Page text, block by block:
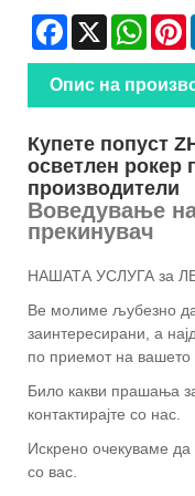
Facebook
X
Опис на
Купете попуст
осветлен рокер
производители
Воведување
прекинувач
НАШАТА УСЛУГА за
Ве молиме љубезно
заинтересирани, а
по приемот на вашето
Било какви прашања
контактирајте со нас.
Искрено очекуваме да
со вас.